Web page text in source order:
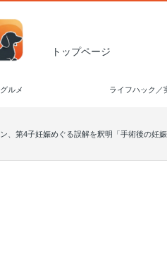
トップページ
グルメ ライフハック／
、第4子妊娠めぐる誤解を釈明「手術後の妊